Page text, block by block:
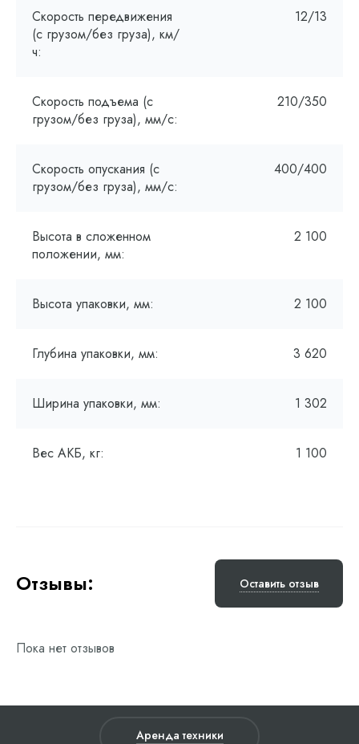
Скорость передвижения
(с грузом/без груза), км/
ч:
12/13
Скорость подъема (с
грузом/без груза), мм/с:
210/350
Скорость опускания (с
грузом/без груза), мм/с:
400/400
Высота в сложенном
положении, мм:
2 100
Высота упаковки, мм: 2 100
Глубина упаковки, мм: 3 620
Ширина упаковки, мм: 1 302
Вес АКБ, кг: 1 100
Отзывы: Оставить отзыв
Пока нет отзывов
Аренда техники